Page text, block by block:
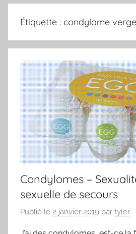
Étiquette : condylome verge
Condylomes –
sexuelle de secours
Publié le 2 janvier 2019 par tyler